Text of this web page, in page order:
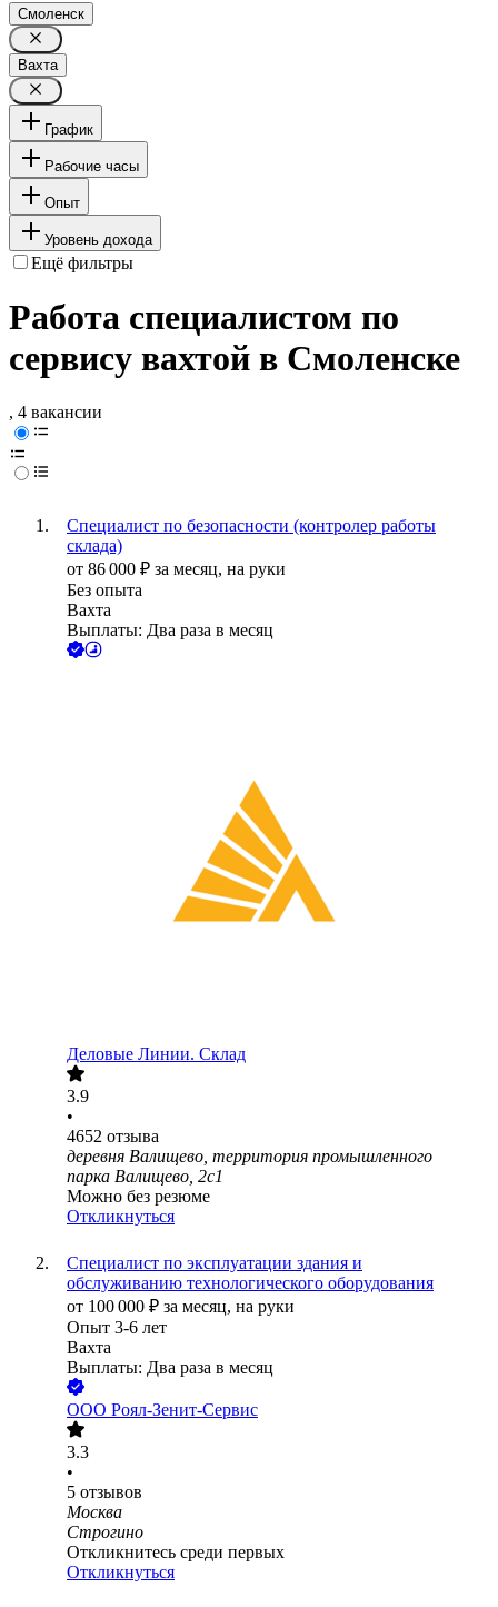
Смоленск
Вахта
График
Рабочие часы
Опыт
Уровень дохода
Ещё фильтры
Работа специалистом по
сервису вахтой в Смоленске
, 4 вакансии
Специалист по безопасности (контролер работы
склада)
от 86 000 ₽ за месяц, на руки
Без опыта
Вахта
Выплаты: Два раза в месяц
Деловые Линии. Склад
3.9
•
4652 отзыва
деревня Валищево, территория промышленного
парка Валищево, 2с1
Можно без резюме
Откликнуться
Специалист по эксплуатации здания и
обслуживанию технологического оборудования
от 100 000 ₽ за месяц, на руки
Опыт 3-6 лет
Вахта
Выплаты: Два раза в месяц
ООО Роял-Зенит-Сервис
3.3
•
5 отзывов
Москва
Строгино
Откликнитесь среди первых
Откликнуться